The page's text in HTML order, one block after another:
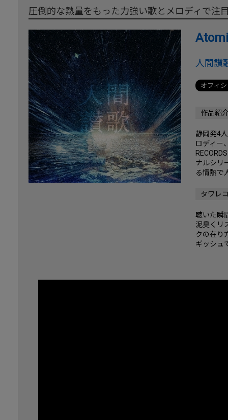
圧倒的な熱量をもった力強い歌とメロディで注
人間讃
オフィ
作品紹
静岡発4
ロディー
ナルシリ
る情熱で
タワレ
聴いた瞬
泥臭くリ
クの在り
ギッシュ